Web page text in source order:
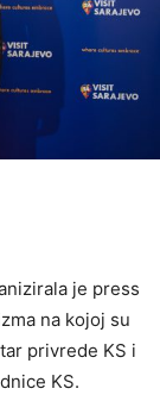
je press
na kojoj su
privrede KS i
KS.